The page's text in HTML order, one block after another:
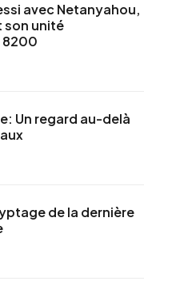
avec Netanyahou,
son unité
8200
Un regard au-delà
de la dernière